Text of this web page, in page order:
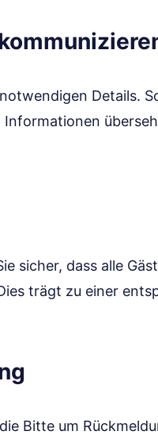
Details.
sicher, dass alle
trägt zu einer
Bitte um